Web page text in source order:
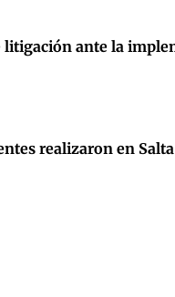
litigación ante la
realizaron en